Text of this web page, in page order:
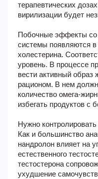
терапевтических
вирилизации будет
Побочные эффекты со
системы появляются
холестерина.
уровень. В процессе
вести активный образ
рационом. В нем
количество омега-
избегать продуктов с
Нужно
Как и большинство
нандролон влияет на
естественного
тестостерона
ухудшение